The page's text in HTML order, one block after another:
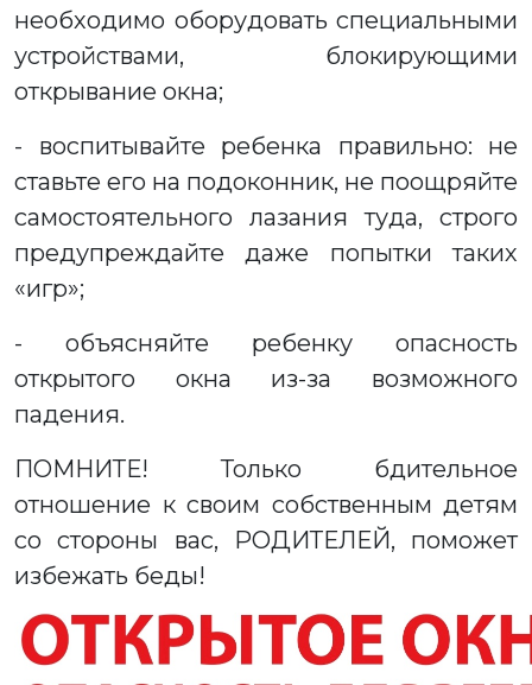
необходимо оборудовать специальными
устройствами, блокирующими
открывание окна;
- воспитывайте ребенка правильно: не
ставьте его на подоконник, не поощряйте
самостоятельного лазания туда, строго
предупреждайте даже попытки таких
«игр»;
- объясняйте ребенку опасность
открытого окна из-за возможного
падения.
ПОМНИТЕ! Только бдительное
отношение к своим собственным детям
со стороны вас, РОДИТЕЛЕЙ, поможет
избежать беды!